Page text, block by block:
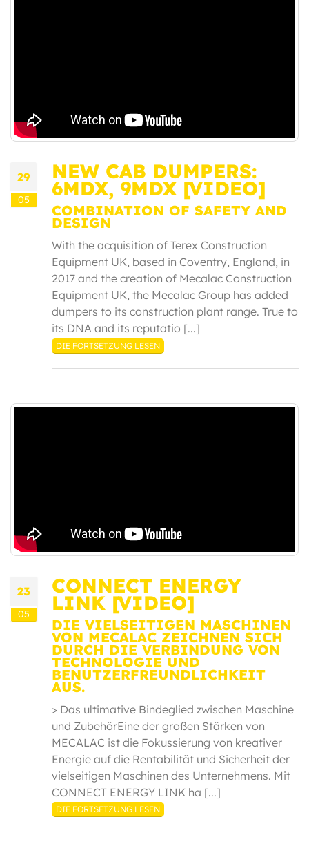
29
05
NEW CAB DUMPERS:
6MDX, 9MDX [VIDEO]
COMBINATION OF SAFETY AND
DESIGN
With the acquisition of Terex Construction
Equipment UK, based in Coventry, England, in
2017 and the creation of Mecalac Construction
Equipment UK, the Mecalac Group has added
dumpers to its construction plant range. True to
its DNA and its reputatio [...]
DIE FORTSETZUNG LESEN
23
05
CONNECT ENERGY
LINK [VIDEO]
DIE VIELSEITIGEN MASCHINEN
VON MECALAC ZEICHNEN SICH
DURCH DIE VERBINDUNG VON
TECHNOLOGIE UND
BENUTZERFREUNDLICHKEIT
AUS.
> Das ultimative Bindeglied zwischen Maschine
und ZubehörEine der großen Stärken von
MECALAC ist die Fokussierung von kreativer
Energie auf die Rentabilität und Sicherheit der
vielseitigen Maschinen des Unternehmens. Mit
CONNECT ENERGY LINK ha [...]
DIE FORTSETZUNG LESEN